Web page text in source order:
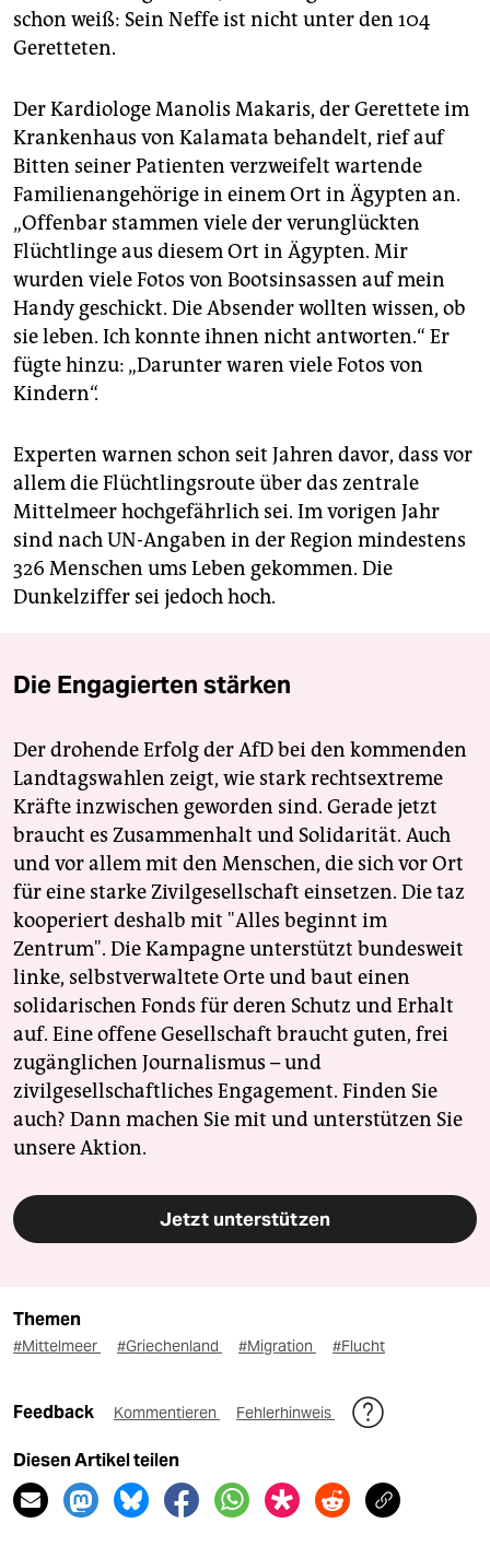
schon weiß: Sein Neffe ist nicht unter den 104
Geretteten.
Der Kardiologe Manolis Makaris, der Gerettete im
Krankenhaus von Kalamata behandelt, rief auf
Bitten seiner Patienten verzweifelt wartende
Familienangehörige in einem Ort in Ägypten an.
„Offenbar stammen viele der verunglückten
Flüchtlinge aus diesem Ort in Ägypten. Mir
wurden viele Fotos von Bootsinsassen auf mein
Handy geschickt. Die Absender wollten wissen, ob
sie leben. Ich konnte ihnen nicht antworten.“ Er
fügte hinzu: „Darunter waren viele Fotos von
Kindern“.
Experten warnen schon seit Jahren davor, dass vor
allem die Flüchtlingsroute über das zentrale
Mittelmeer hochgefährlich sei. Im vorigen Jahr
sind nach UN-Angaben in der Region mindestens
326 Menschen ums Leben gekommen. Die
Dunkelziffer sei jedoch hoch.
Die Engagierten stärken
Der drohende Erfolg der AfD bei den kommenden
Landtagswahlen zeigt, wie stark rechtsextreme
Kräfte inzwischen geworden sind. Gerade jetzt
braucht es Zusammenhalt und Solidarität. Auch
und vor allem mit den Menschen, die sich vor Ort
für eine starke Zivilgesellschaft einsetzen. Die taz
kooperiert deshalb mit "Alles beginnt im
Zentrum". Die Kampagne unterstützt bundesweit
linke, selbstverwaltete Orte und baut einen
solidarischen Fonds für deren Schutz und Erhalt
auf. Eine offene Gesellschaft braucht guten, frei
zugänglichen Journalismus – und
zivilgesellschaftliches Engagement. Finden Sie
auch? Dann machen Sie mit und unterstützen Sie
unsere Aktion.
Jetzt unterstützen
Themen
#Mittelmeer #Griechenland #Migration #Flucht
Feedback Kommentieren Fehlerhinweis
Diesen Artikel teilen